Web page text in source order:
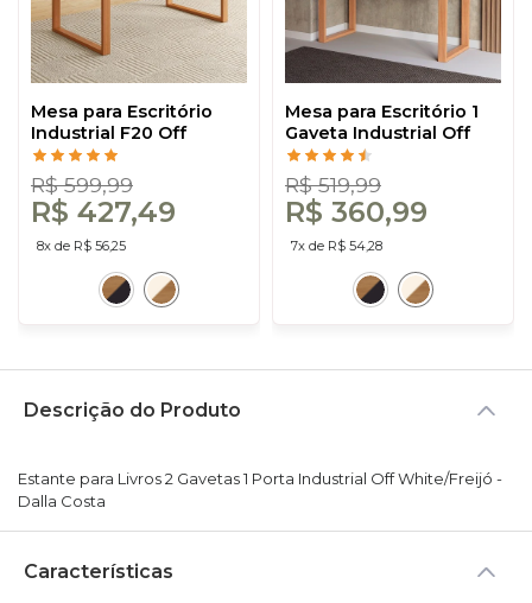
Mesa para Escritório
Industrial F20 Off
White/Freijó - Dalla
Costa
R$ 599,99
R$ 427,49
8x de R$ 56,25
Mesa para Escritório 1
Gaveta Industrial Off
White/Freijó - Dalla
Costa
R$ 519,99
R$ 360,99
7x de R$ 54,28
Descrição do Produto
Estante para Livros 2 Gavetas 1 Porta Industrial Off White/Freijó -
Dalla Costa
Características